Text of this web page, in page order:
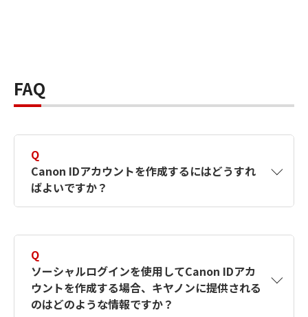
FAQ
Q
Canon IDアカウントを作成するにはどうすれ
ばよいですか？
す。詳しい作成方法は【カメラ】Canon IDとは
何ですか？Canon IDの作成方法は？をご確認く
ださい。
Q
ソーシャルログインを使用してCanon IDアカ
ウントを作成する場合、キヤノンに提供される
のはどのような情報ですか？